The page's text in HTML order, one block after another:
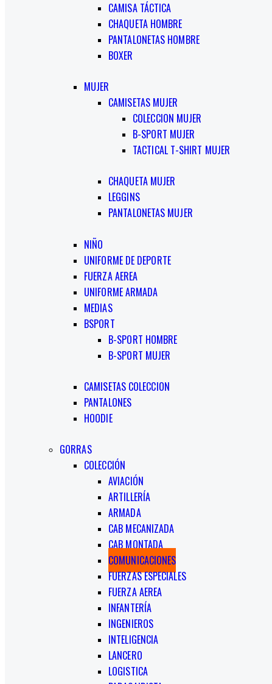
CAMISA TÁCTICA
CHAQUETA HOMBRE
PANTALONETAS HOMBRE
BOXER
MUJER
CAMISETAS MUJER
COLECCION MUJER
B-SPORT MUJER
TACTICAL T-SHIRT MUJER
CHAQUETA MUJER
LEGGINS
PANTALONETAS MUJER
NIÑO
UNIFORME DE DEPORTE
FUERZA AEREA
UNIFORME ARMADA
MEDIAS
BSPORT
B-SPORT HOMBRE
B-SPORT MUJER
CAMISETAS COLECCION
PANTALONES
HOODIE
GORRAS
COLECCIÓN
AVIACIÓN
ARTILLERÍA
ARMADA
CAB MECANIZADA
CAB MONTADA
COMUNICACIONES
FUERZAS ESPECIALES
FUERZA AEREA
INFANTERÍA
INGENIEROS
INTELIGENCIA
LANCERO
LOGISTICA